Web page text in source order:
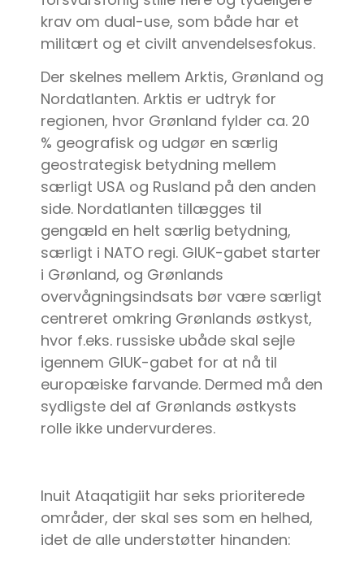
krav om dual-use, som både har et
militært og et civilt anvendelsesfokus.
Der skelnes mellem Arktis, Grønland og
Nordatlanten. Arktis er udtryk for
regionen, hvor Grønland fylder ca. 20
% geografisk og udgør en særlig
geostrategisk betydning mellem
særligt USA og Rusland på den anden
side. Nordatlanten tillægges til
gengæld en helt særlig betydning,
særligt i NATO regi. GIUK-gabet starter
i Grønland, og Grønlands
overvågningsindsats bør være særligt
centreret omkring Grønlands østkyst,
hvor f.eks. russiske ubåde skal sejle
igennem GIUK-gabet for at nå til
europæiske farvande. Dermed må den
sydligste del af Grønlands østkysts
rolle ikke undervurderes.
Inuit Ataqatigiit har seks prioriterede
områder, der skal ses som en helhed,
idet de alle understøtter hinanden: